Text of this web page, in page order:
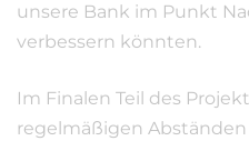
unsere Bank im Punkt
verbessern könnten.
Im Finalen Teil des
regelmäßigen